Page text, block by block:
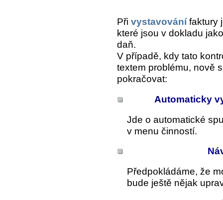
Při vystavovánífaktury
které jsou v dokladu
daň.
V případě, kdy tato
textem problému, nově
pokračovat:
Automaticky
Jde o automatické
v menu činností.
Předpokládáme, že
bude ještě nějak